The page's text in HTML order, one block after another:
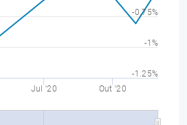
Jul '20 Out '20
-1.25%
-1%
-0.75%